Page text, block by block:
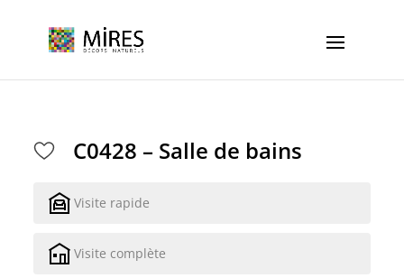
C0428 – Salle de bains
Visite rapide
Visite complète